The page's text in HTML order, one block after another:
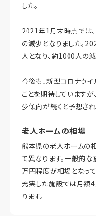
した。
2021年1月末時点では
の減少となりました。
人となり、約1000人の減
今後も、新型コロナウ
ことを期待しています
少傾向が続くと予想され
老人ホームの相場
熊本県の老人ホームの
て異なります。一般的
万円程度が相場となっ
充実した施設では月額
ります。